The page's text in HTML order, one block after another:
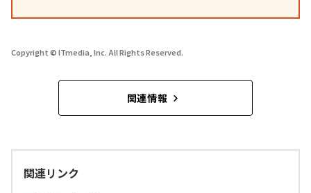
Copyright © ITmedia, Inc. All Rights Reserved.
関連情報
関連リンク